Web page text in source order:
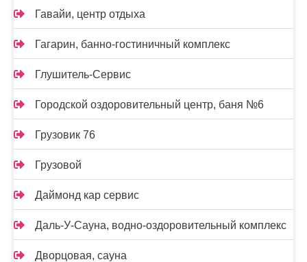
Гавайи, центр отдыха
Гагарин, банно-гостиничный комплекс
Глушитель-Сервис
Городской оздоровительный центр, баня №6
Грузовик 76
Грузовой
Даймонд кар сервис
Даль-У-Сауна, водно-оздоровительный комплекс
Дворцовая, сауна